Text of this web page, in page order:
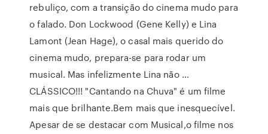
rebuliço, com a transição do cinema mudo para
o falado. Don Lockwood (Gene Kelly) e Lina
Lamont (Jean Hage), o casal mais querido do
cinema mudo, prepara-se para rodar um
musical. Mas infelizmente Lina não …
CLÁSSICO!!! "Cantando na Chuva" é um filme
mais que brilhante.Bem mais que inesquecível.
Apesar de se destacar com Musical,o filme nos